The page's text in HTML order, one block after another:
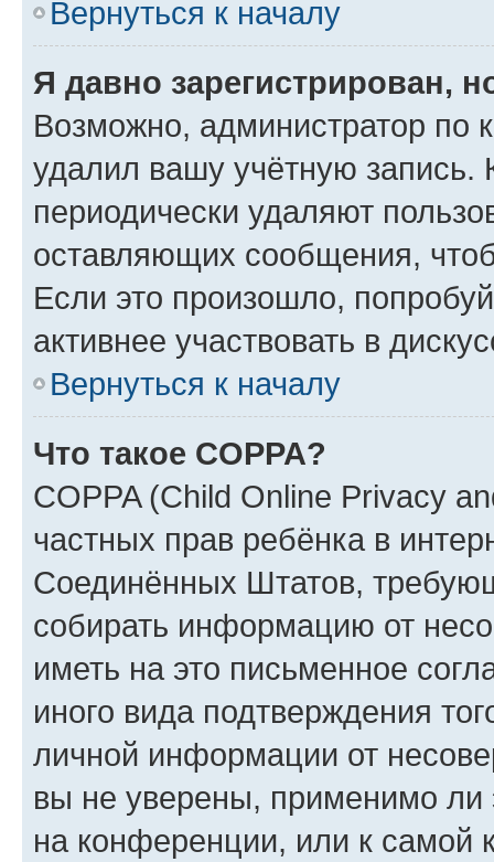
Вернуться к началу
Я давно зарегистрирован,
Возможно, администратор по
удалил вашу учётную запись.
периодически удаляют
оставляющих сообщения,
Если это произошло,
активнее участвовать в
Вернуться к началу
Что такое COPPA?
COPPA (Child Online Privacy
частных прав ребёнка в
Соединённых Штатов,
собирать информацию от
иметь на это письменное
иного вида подтверждения
личной информации от
вы не уверены, применимо ли
на конференции, или к самой